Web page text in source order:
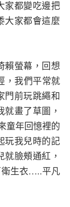
家都變吃邊把
大家都會這麼
賴螢幕，回想
，我們平常就
門前玩跳繩和
畫了草圖，
童年回憶裡的
玩我兒時的記
臉頰通紅，
衛生衣…..平凡